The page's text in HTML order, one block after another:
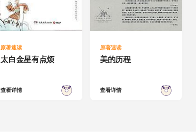
原著速读
太白金星有点烦
查看详情
原著速读
美的历程
查看详情